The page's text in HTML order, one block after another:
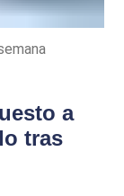
a
tras